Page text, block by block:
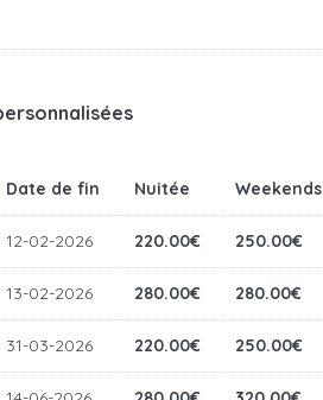
Date de fin Nuitée Weekends
12-02-2026 220.00€ 250.00€
13-02-2026 280.00€ 280.00€
31-03-2026 220.00€ 250.00€